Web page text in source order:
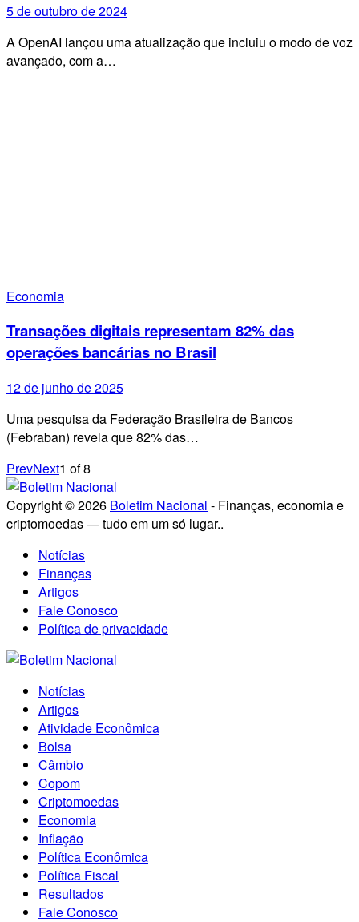
5 de outubro de 2024
A OpenAI lançou uma atualização que incluiu o modo de voz
avançado, com a…
Economia
Transações digitais representam 82% das
operações bancárias no Brasil
12 de junho de 2025
Uma pesquisa da Federação Brasileira de Bancos
(Febraban) revela que 82% das…
PrevNext1 of8
Copyright © 2026 Boletim Nacional - Finanças, economia e
criptomoedas — tudo em um só lugar..
Notícias
Finanças
Artigos
Fale Conosco
Política de privacidade
Notícias
Artigos
Atividade Econômica
Bolsa
Câmbio
Copom
Criptomoedas
Economia
Inflação
Política Econômica
Política Fiscal
Resultados
Fale Conosco